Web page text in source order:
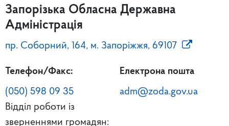
Запорізька Обласна Державна
Адміністрація
пр. Соборний, 164, м. Запоріжжя, 69107
Телефон/Факс:
(050) 598 09 35
Відділ роботи із
зверненнями громадян:
Електрона пошта
adm@zoda.gov.ua